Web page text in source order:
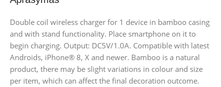
Double coil wireless charger for 1 device in bamboo casing
and with stand functionality. Place smartphone on it to
begin charging. Output: DC5V/1.0A. Compatible with latest
Androids, iPhone® 8, X and newer. Bamboo is a natural
product, there may be slight variations in colour and size
per item, which can affect the final decoration outcome.